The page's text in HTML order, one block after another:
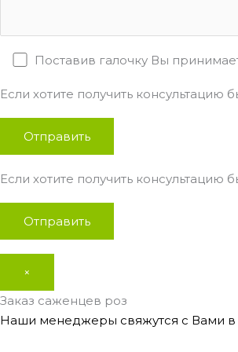
Поставив галочку Вы
Если хотите получить
Если хотите получить
×
Заказ саженцев роз
Наши менеджеры свяжутся с Вами